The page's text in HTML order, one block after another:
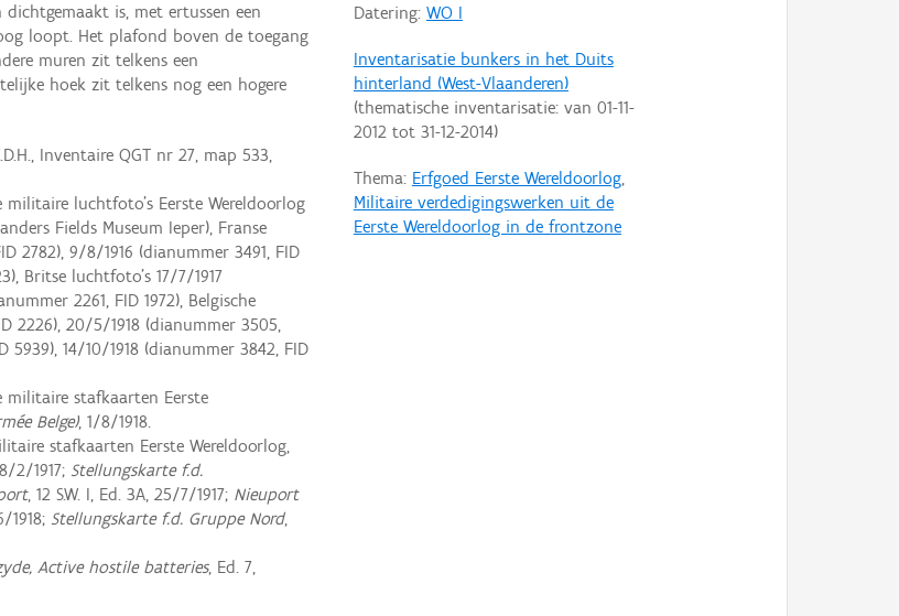
Datering: WO I
Inventarisatie bunkers in het Duits
hinterland (West-Vlaanderen)
(thematische inventarisatie: van 01-11-
2012tot 31-12-2014)
Thema: Erfgoed Eerste Wereldoorlog,
Militaire verdedigingswerken uit de
Eerste Wereldoorlog in de frontzone
is, met ertussen een
loopt. Het plafond boven de toegang
muren zit telkens een
hoek zit telkens nog een hogere
Inventaire QGT nr 27, map 533,
luchtfoto’s Eerste Wereldoorlog
Fields Museum Ieper), Franse
2782), 9/8/1916 (dianummer 3491, FID
Britse luchtfoto’s 17/7/1917
2261, FID 1972), Belgische
2226), 20/5/1918 (dianummer 3505,
5939), 14/10/1918 (dianummer 3842, FID
militaire stafkaarten Eerste
Belge), 1/8/1918.
stafkaarten Eerste Wereldoorlog,
2/1917; Stellungskarte f.d.
, 12 S.W. I, Ed. 3A, 25/7/1917; Nieuport
1918; Stellungskarte f.d. Gruppe Nord,
Active hostile batteries, Ed. 7,